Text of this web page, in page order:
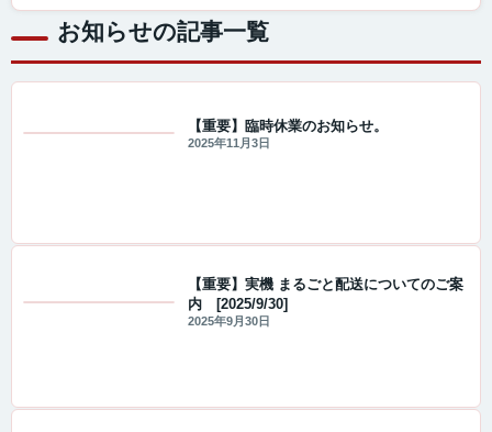
お知らせの記事一覧
【重要】臨時休業のお知らせ。
2025年11月3日
【重要】実機 まるごと配送についてのご案
内 [2025/9/30]
2025年9月30日